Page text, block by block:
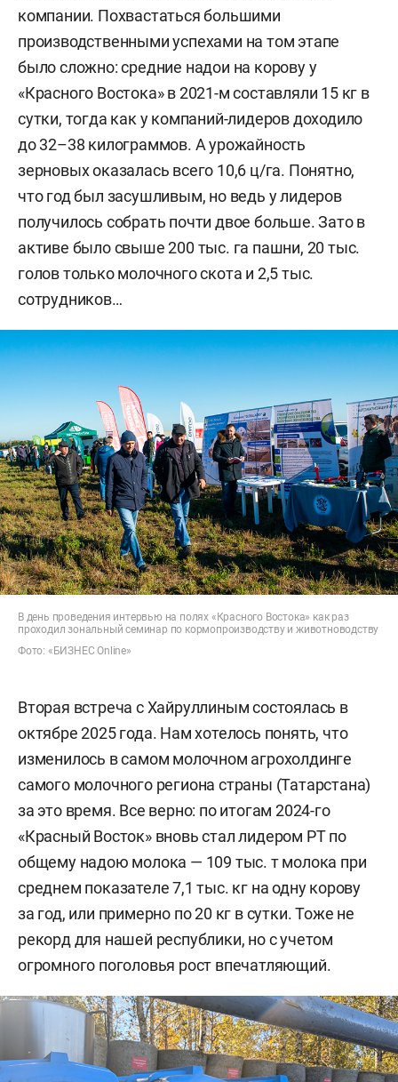
компании. Похвастаться большими
производственными успехами на том этапе
было сложно: средние надои на корову у
«Красного Востока» в 2021-м составляли 15 кг в
сутки, тогда как у компаний-лидеров доходило
до 32–38 килограммов. А урожайность
зерновых оказалась всего 10,6 ц/га. Понятно,
что год был засушливым, но ведь у лидеров
получилось собрать почти двое больше. Зато в
активе было свыше 200 тыс. га пашни, 20 тыс.
голов только молочного скота и 2,5 тыс.
сотрудников…
В день проведения интервью на полях «Красного Востока» как раз
проходил зональный семинар по кормопроизводству и животноводству
Фото: «БИЗНЕС Online»
Вторая встреча с Хайруллиным состоялась в
октябре 2025 года. Нам хотелось понять, что
изменилось в самом молочном агрохолдинге
самого молочного региона страны (Татарстана)
за это время. Все верно: по итогам 2024-го
«Красный Восток» вновь стал лидером РТ по
общему надою молока — 109 тыс. т молока при
среднем показателе 7,1 тыс. кг на одну корову
за год, или примерно по 20 кг в сутки. Тоже не
рекорд для нашей республики, но с учетом
огромного поголовья рост впечатляющий.